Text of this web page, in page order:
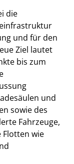
die
und für den
Ziel lautet
bis zum
und
sowie des
Fahrzeuge,
wie